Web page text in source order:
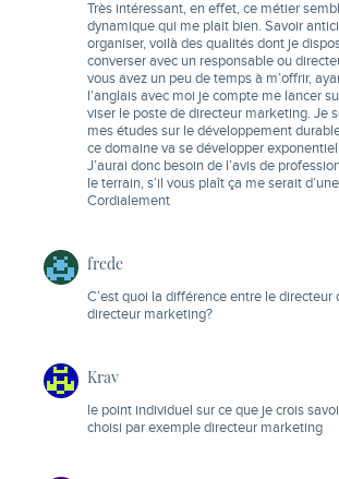
Très intéressant, en effet, ce métier
dynamique qui me plait bien. Savoir
organiser, voilà des qualités dont je
converser avec un responsable ou
vous avez un peu de temps à m’offrir,
l’anglais avec moi je compte me lancer
viser le poste de directeur marketing. Je
mes études sur le développement
ce domaine va se développer
J’aurai donc besoin de l’avis de
le terrain, s’il vous plaît ça me serait
Cordialement
frede
C’est quoi la différence entre le directeur
directeur marketing?
Krav
le point individuel sur ce que je crois
choisi par exemple directeur marketing